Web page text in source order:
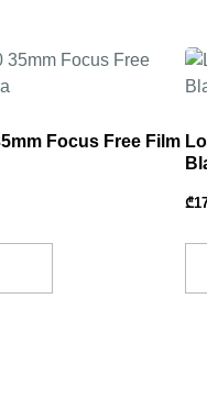
Focus Free Film
₾